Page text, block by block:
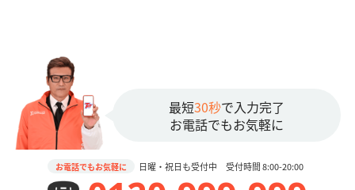
最短30秒で入力完了
お電話でもお気軽に
お電話でもお気軽に 日曜・祝日も受付中 受付時間 8:00-20:00